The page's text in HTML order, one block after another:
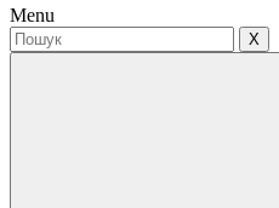
Menu
X